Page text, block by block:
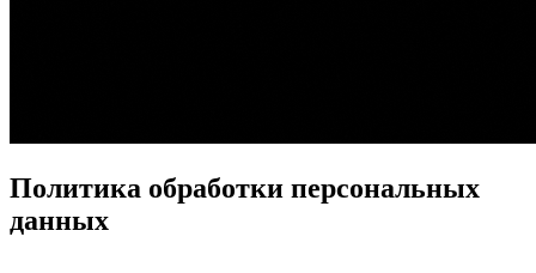
Политика обработки персональных
данных